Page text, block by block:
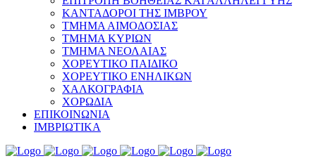
ΚΑΝΤΑΔΟΡΟΙ ΤΗΣ ΙΜΒΡΟΥ
ΤΜΗΜΑ ΑΙΜΟΔΟΣΙΑΣ
ΤΜΗΜΑ ΚΥΡΙΩΝ
ΤΜΗΜΑ ΝΕΟΛΑΙΑΣ
ΧΟΡΕΥΤΙΚΟ ΠΑΙΔΙΚΟ
ΧΟΡΕΥΤΙΚΟ ΕΝΗΛΙΚΩΝ
ΧΑΛΚΟΓΡΑΦΙΑ
ΧΟΡΩΔΙΑ
ΕΠΙΚΟΙΝΩΝΙΑ
ΙΜΒΡΙΩΤΙΚΑ